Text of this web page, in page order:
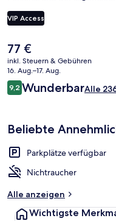
Fußmarsch von den
Bahn sind es wenige
VIP Access
Der
aktuelle
Preis
beträgt
77 €.
77 €
inkl. Steuern & Gebühren
16. Aug.–17. Aug.
Bewertungen
9,29,2 von 10.
WunderbarAlle
Beliebte
Parkplätze verfügbar
Nichtraucher
Alle anzeigen
Wichtigste